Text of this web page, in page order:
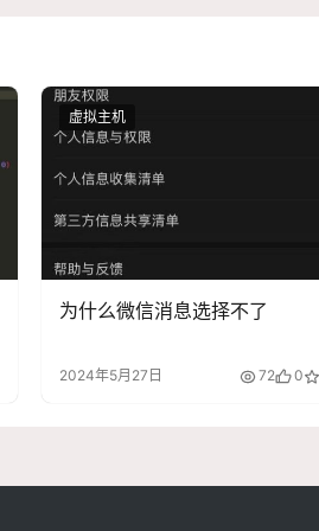
虚拟主机
为什么微信消息选择不了
2024年5月27日 72 0